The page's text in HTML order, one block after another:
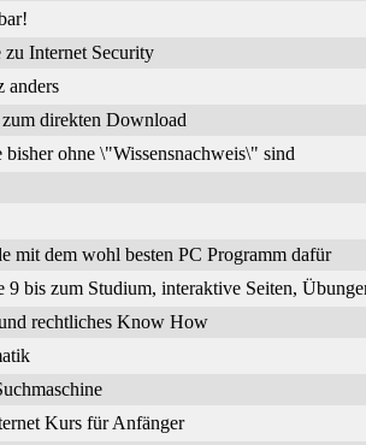
Internet Security
anders
direkten Download
ohne \"Wissensnachweis\" sind
mit dem wohl besten PC Programm dafür
bis zum Studium, interaktive Seiten,
rechtliches Know How
Kurs für Anfänger